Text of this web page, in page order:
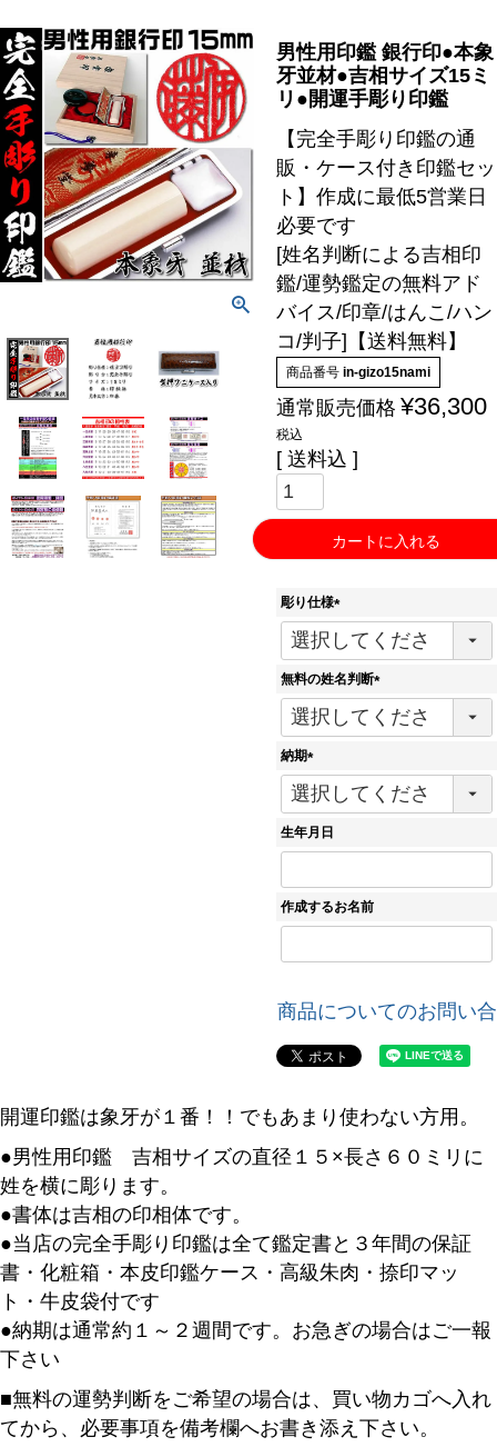
男性用印鑑 銀行印●本象
牙並材●吉相サイズ15ミ
リ●開運手彫り印鑑
【完全手彫り印鑑の通
販・ケース付き印鑑セッ
ト】作成に最低5営業日
必要です
[姓名判断による吉相印
鑑/運勢鑑定の無料アド
バイス/印章/はんこ/ハン
コ/判子]【送料無料】
商品番号 in-gizo15nami
通常販売価格 ¥36,300
税込
送料込
カートに入れる
彫り仕様
(
必
)
無料の姓名判断
(
必
納期
(
必
)
生年月日
作成するお名前
商品についてのお問い
開運印鑑は象牙が１番！！でもあまり使わない方用。
●男性用印鑑 吉相サイズの直径１５×長さ６０ミリに
姓を横に彫ります。
●書体は吉相の印相体です。
●当店の完全手彫り印鑑は全て鑑定書と３年間の保証
書・化粧箱・本皮印鑑ケース・高級朱肉・捺印マッ
ト・牛皮袋付です
●納期は通常約１～２週間です。お急ぎの場合はご一報
下さい
■無料の運勢判断をご希望の場合は、買い物カゴへ入れ
てから、必要事項を備考欄へお書き添え下さい。